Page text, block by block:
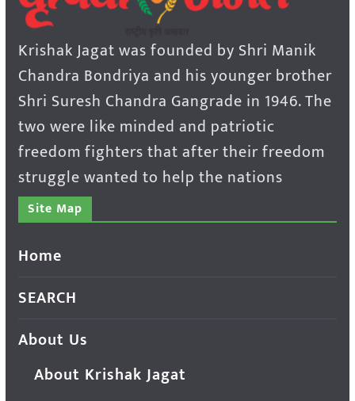
Krishak Jagat was founded by Shri Manik
Chandra Bondriya and his younger brother
Shri Suresh Chandra Gangrade in 1946. The
two were like minded and patriotic
freedom fighters that after their freedom
struggle wanted to help the nations
Site Map
Home
SEARCH
About Us
About Krishak Jagat